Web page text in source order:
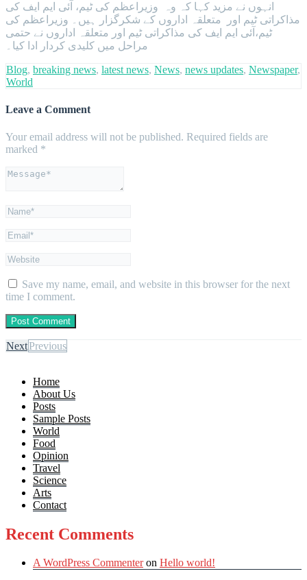
انہوں نے مزید کہا کہ وہ وزیراعظم کی ٹیم، آئی ایم ایف کی
مذاکراتی ٹیم اور متعلقہ اداروں کے شکرگزار ہیں۔ وزیراعظم کی
ٹیم،آئی ایم ایف کی مذاکراتی ٹیم اور متعلقہ اداروں نے حتمی
مراحل میں کلیدی کردار ادا کیا۔
Blog, breaking news, latest news, News, news updates, Newspaper,
World
Leave a Comment
Your email address will not be published. Required fields are
marked *
Save my name, email, and website in this browser for the next
time I comment.
NextPrevious
Home
About Us
Posts
Sample Posts
World
Food
Opinion
Travel
Science
Arts
Contact
Recent Comments
A WordPress Commenteron Hello world!